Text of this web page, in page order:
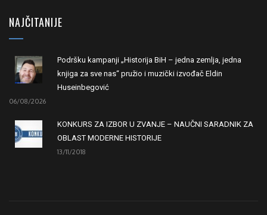
NAJČITANIJE
Podršku kampanji „Historija BiH – jedna zemlja, jedna
knjiga za sve nas“ pružio i muzički izvođač Eldin
Huseinbegović
06/08/2026
KONKURS ZA IZBOR U ZVANJE – NAUČNI SARADNIK ZA
OBLAST MODERNE HISTORIJE
13/11/2018